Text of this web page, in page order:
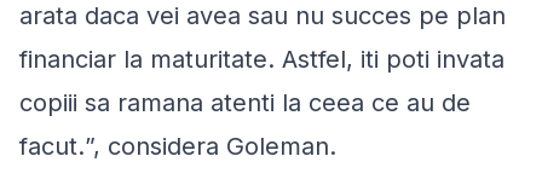
arata daca vei avea sau nu succes pe plan
financiar la maturitate. Astfel, iti poti invata
copiii sa ramana atenti la ceea ce au de
facut.”, considera Goleman.